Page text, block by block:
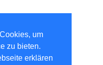
um
zu bieten.
erklären